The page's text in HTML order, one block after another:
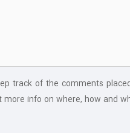
track of the comments
info on where, how and